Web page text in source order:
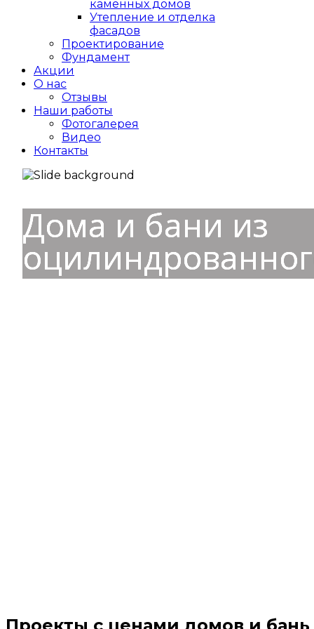
каменных домов
Утепление и отделка
фасадов
Проектирование
Фундамент
Акции
О нас
Отзывы
Наши работы
Фотогалерея
Видео
Контакты
Дома и бани из